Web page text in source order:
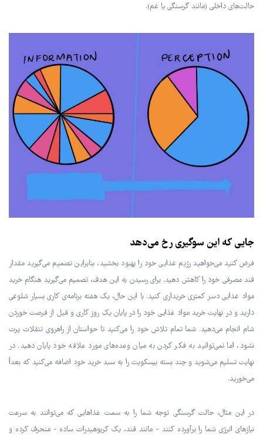
حالت‌های داخلی (مانند گرسنگی یا غم).
جایی که این سوگیری رخ می‌دهد
فرض کنید می‌خواهید رژیم غذایی خود را بهبود بخشید، بنابراین تصمیم می‌گیرید مقدار
قند مصرفی خود را کاهش دهید. برای رسیدن به این هدف، تصمیم می‌گیرید هنگام خرید
مواد غذایی دسر کمتری خریداری کنید. با این حال، یک هفته برنامه‌ی کاری بسیار شلوغی
دارید و در نهایت خرید مواد غذایی خود را در پایان یک روز کاری و قبل از فرصت خوردن
شام انجام می‌دهید. شما تمام تلاش خود را می‌کنید تا حواستان از راهروی تنقلات پرت
نشود، اما نمی‌توانید به فکر کردن به میان وعده‌های مورد علاقه خود پایان دهید. در
نهایت تسلیم می‌شوید و چند بسته بیسکویت را به سبد خرید خود اضافه می‌کنید که بعداً
می‌خورید.
در این مثال، حالت گرسنگی توجه شما را به سمت غذاهایی که می‌توانند به سرعت
نیازهای انرژی شما را برآورده کنند - مانند قند، یک کربوهیدرات ساده - منحرف کرده و